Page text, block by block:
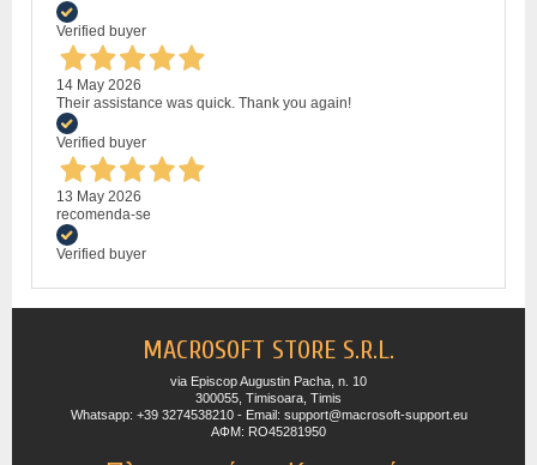
Verified buyer
14 May 2026
Their assistance was quick. Thank you again!
Verified buyer
13 May 2026
recomenda-se
Verified buyer
MACROSOFT STORE S.R.L.
via Episcop Augustin Pacha, n. 10
300055, Timisoara, Timis
Whatsapp: +39 3274538210 - Email: support@macrosoft-support.eu
ΑΦΜ: RO45281950